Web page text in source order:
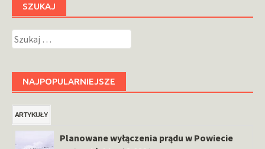
SZUKAJ
Szukaj:
NAJPOPULARNIEJSZE
ARTYKUŁY
Planowane wyłączenia prądu w Powiecie